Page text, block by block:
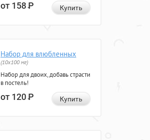
от 158Р Купить
Набор для влюбленных
(10х100 мг)
Набор для двоих, добавь страсти
в постель!
от 120Р Купить